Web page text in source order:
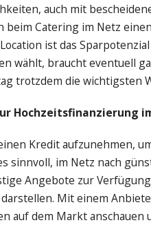
auch mit
beim Catering im Netz
ist das
wählt, braucht eventuell
trotzdem die wichtigsten
Hochzeitsfinanzierung
Kredit aufzunehmen,
sinnvoll, im Netz nach
Angebote zur
Mit einem
auf dem Markt anschauen